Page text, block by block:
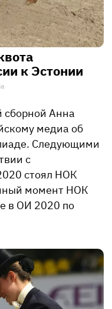
к Эстонии
сборной Анна
медиа об
Следующими
с
стоял НОК
момент НОК
в ОИ 2020 по